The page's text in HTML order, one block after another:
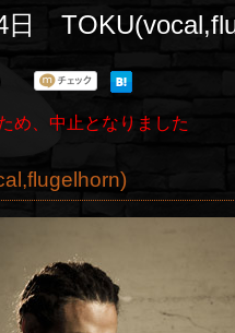
日
め、中止となりました